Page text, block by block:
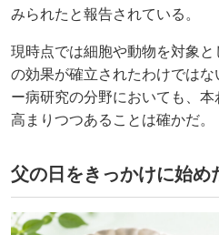
みられたと報告されている。
現時点では細胞や動物を対象
の効果が確立されたわけでは
ー病研究の分野においても、
高まりつつあることは確かだ。
父の日をきっかけに始め